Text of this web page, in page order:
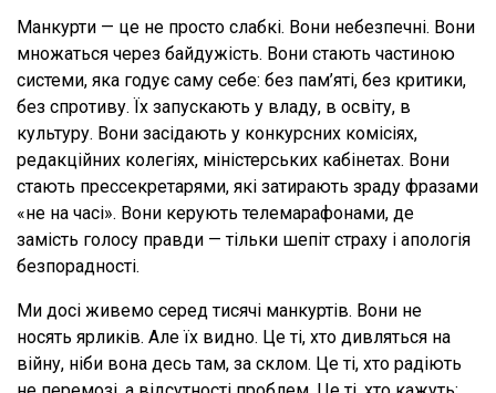
Манкурти — це не просто слабкі. Вони небезпечні. Вони
множаться через байдужість. Вони стають частиною
системи, яка годує саму себе: без пам’яті, без критики,
без спротиву. Їх запускають у владу, в освіту, в
культуру. Вони засідають у конкурсних комісіях,
редакційних колегіях, міністерських кабінетах. Вони
стають прессекретарями, які затирають зраду фразами
«не на часі». Вони керують телемарафонами, де
замість голосу правди — тільки шепіт страху і апологія
безпорадності.
Ми досі живемо серед тисячі манкуртів. Вони не
носять ярликів. Але їх видно. Це ті, хто дивляться на
війну, ніби вона десь там, за склом. Це ті, хто радіють